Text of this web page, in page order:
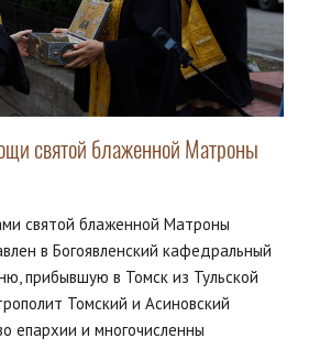
святой блаженной Матроны
святой блаженной Матроны
в Богоявленский кафедральный
прибывшую в Томск из Тульской
Томский и Асиновский
епархии и многочисленны